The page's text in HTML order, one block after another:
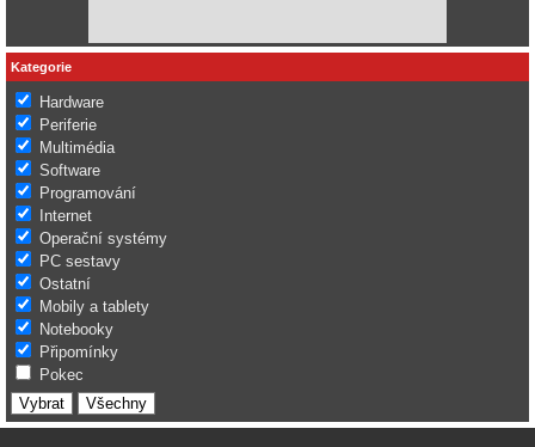
Kategorie
Hardware
Periferie
Multimédia
Software
Programování
Internet
Operační systémy
PC sestavy
Ostatní
Mobily a tablety
Notebooky
Připomínky
Pokec